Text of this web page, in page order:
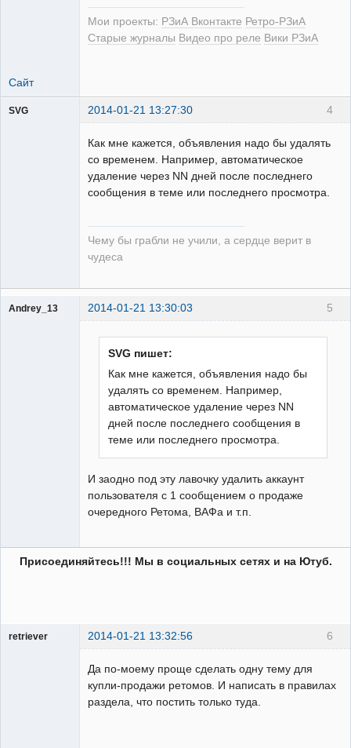
Мои проекты: РЗиА Вконтакте Ретро-РЗиА
Старые журналы Видео про реле Вики РЗиА
Сайт
4
SVG 2014-01-21 13:27:30
Как мне кажется, объявления надо бы удалять
со временем. Например, автоматическое
удаление через NN дней после последнего
сообщения в теме или последнего просмотра.
Чему бы грабли не учили, а сердце верит в
чудеса
5
Andrey_13 2014-01-21 13:30:03
SVG пишет:
Как мне кажется, объявления надо бы
удалять со временем. Например,
автоматическое удаление через NN
дней после последнего сообщения в
теме или последнего просмотра.
И заодно под эту лавочку удалить аккаунт
пользователя с 1 сообщением о продаже
очередного Ретома, ВАФа и т.п.
Присоединяйтесь!!! Мы в социальных сетях и на Ютуб.
6
retriever 2014-01-21 13:32:56
Да по-моему проще сделать одну тему для
купли-продажи ретомов. И написать в правилах
раздела, что постить только туда.